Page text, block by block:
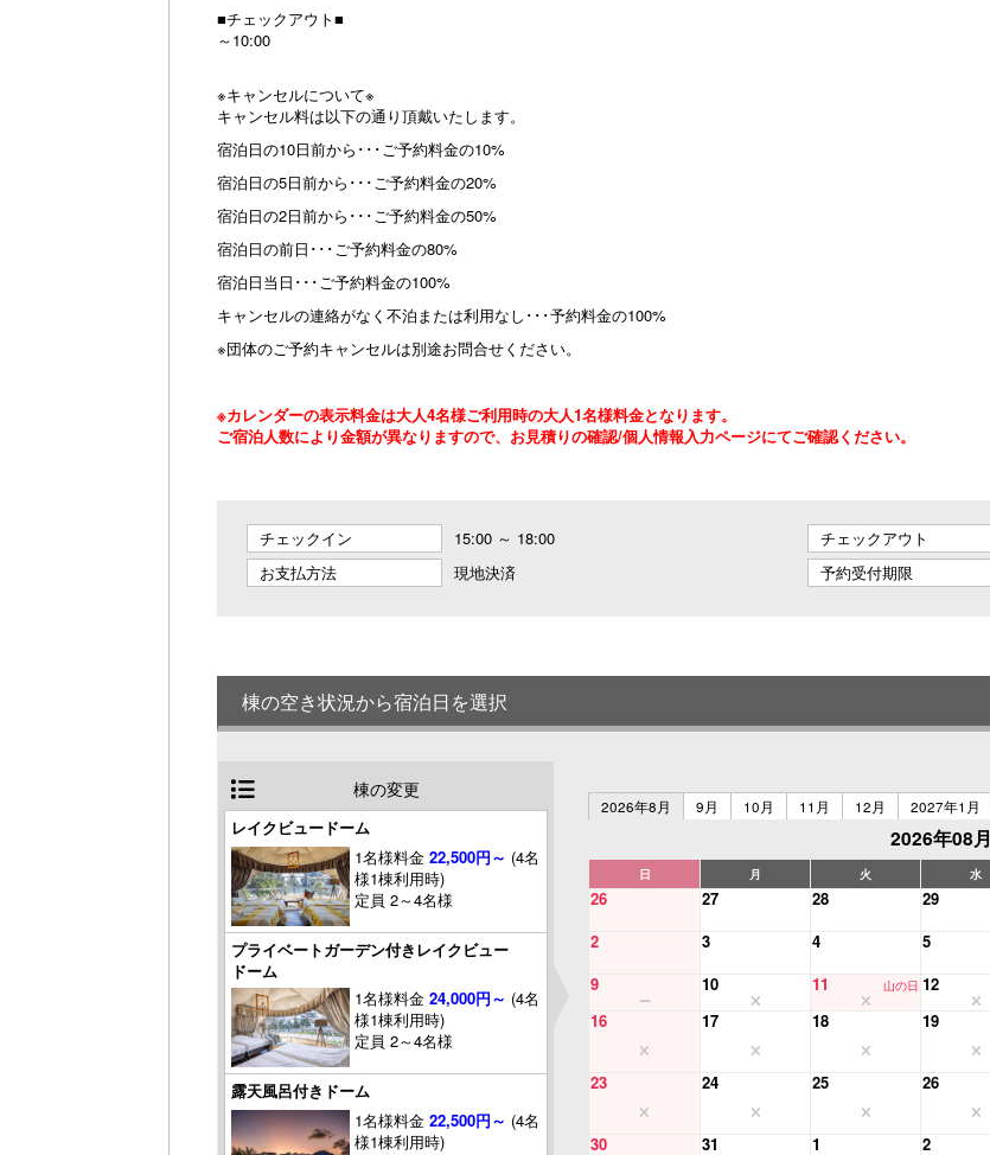
■チェックアウト■
～10:00
※キャンセルについて※
キャンセル料は以下の通り頂戴いたします。
宿泊日の10日前から･･･ご予約料金の10%
宿泊日の5日前から･･･ご予約料金の20%
宿泊日の2日前から･･･ご予約料金の50%
宿泊日の前日･･･ご予約料金の80%
宿泊日当日･･･ご予約料金の100%
キャンセルの連絡がなく不泊または利用なし･･･予約料金の100%
※団体のご予約キャンセルは別途お問合せください。
※カレンダーの表示料金は大人4名様ご利用時の大人1名様料金となります。
ご宿泊人数により金額が異なりますので、お見積りの確認/個人情報入力ページにてご確認ください。
チェックイン 15:00 ～ 18:00 チェックアウト
お支払方法
現地決済 予約受付期限
棟の空き状況から宿泊日を選択
棟の変更
レイクビュードーム
1名様料金22,500円～ (4名
様1棟利用時)
定員 2～4名様
プライベートガーデン付きレイクビュー
ドーム
1名様料金24,000円～ (4名
様1棟利用時)
定員 2～4名様
露天風呂付きドーム
1名様料金22,500円～ (4名
様1棟利用時)
2026年8月
9月 10月 11月 12月 2027年1月
2026年08月
日 月 火 水
26 27 28 29
2
3 4 5
9
10 11 山の日 12
16
17 18 19
23 24 25 26
30 31 1 2